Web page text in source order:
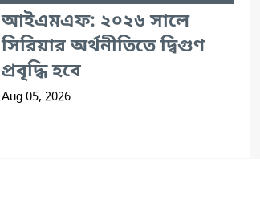
আইএমএফ: ২০২৬ সালে
সিরিয়ার অর্থনীতিতে দ্বিগুণ
প্রবৃদ্ধি হবে
Aug 05, 2026